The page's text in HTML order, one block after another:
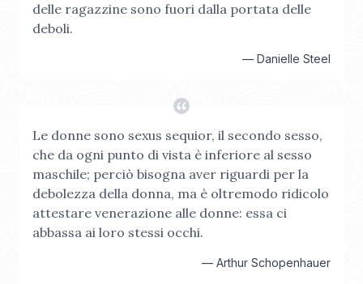
delle ragazzine sono fuori dalla portata delle
deboli.
— Danielle Steel
Le donne sono sexus sequior, il secondo sesso,
che da ogni punto di vista è inferiore al sesso
maschile; perciò bisogna aver riguardi per la
debolezza della donna, ma è oltremodo ridicolo
attestare venerazione alle donne: essa ci
abbassa ai loro stessi occhi.
— Arthur Schopenhauer